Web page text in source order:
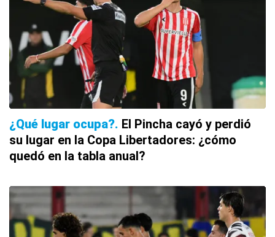
¿Qué lugar ocupa? El Pincha cayó y perdió
su lugar en la Copa Libertadores: ¿cómo
quedó en la tabla anual?